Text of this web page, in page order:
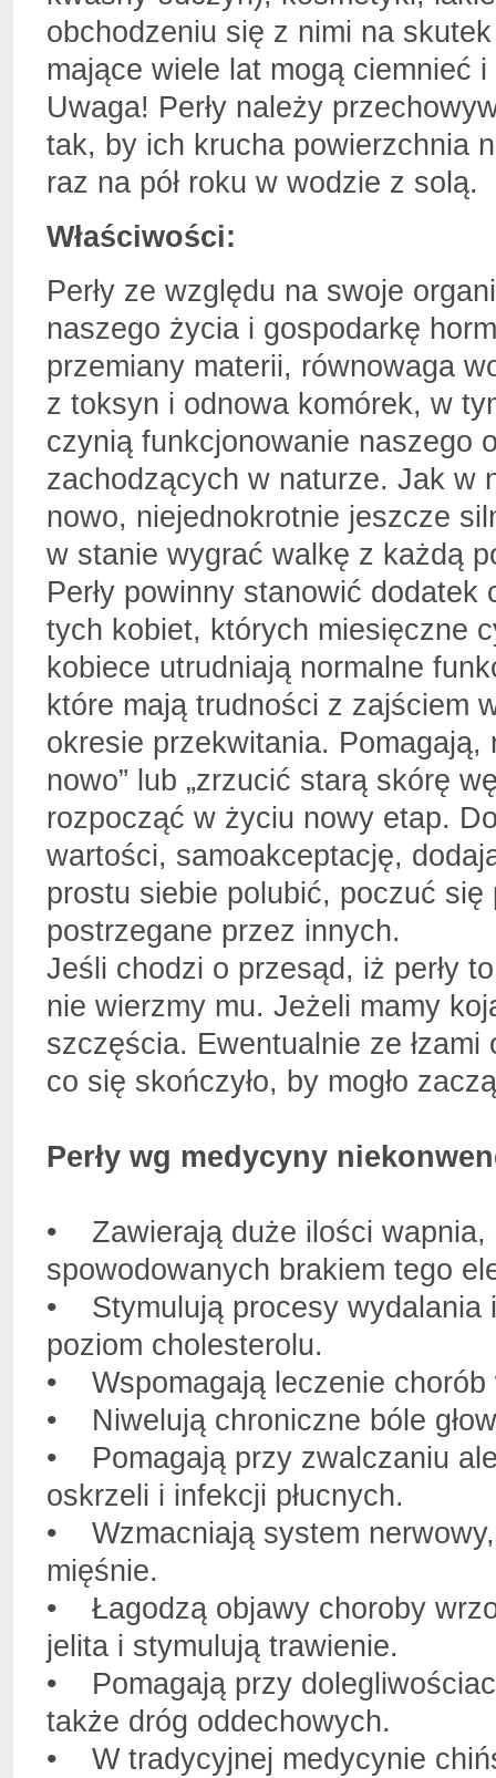
obchodzeniu się z nimi na
mające wiele lat mogą ciemnieć
Uwaga! Perły należy
tak, by ich krucha powierzchnia
raz na pół roku w wodzie z solą.
Właściwości:
Perły ze względu na swoje
naszego życia i gospodarkę
przemiany materii, równowaga
z toksyn i odnowa komórek, w
czynią funkcjonowanie naszego
zachodzących w naturze. Jak w
nowo, niejednokrotnie jeszcze
w stanie wygrać walkę z każdą
Perły powinny stanowić
tych kobiet, których miesięczne
kobiece utrudniają normalne
które mają trudności z zajściem
okresie przekwitania.
nowo” lub „zrzucić starą skórę
rozpocząć w życiu nowy etap.
wartości, samoakceptację,
prostu siebie polubić, poczuć
postrzegane przez innych.
Jeśli chodzi o przesąd, iż perły
nie wierzmy mu. Jeżeli mamy
szczęścia. Ewentualnie ze
co się skończyło, by mogło
Perły wg medycyny
• Zawierają duże ilości wapnia,
spowodowanych brakiem tego
• Stymulują procesy wydalania
poziom cholesterolu.
• Wspomagają leczenie chorób
• Niwelują chroniczne bóle
• Pomagają przy zwalczaniu
oskrzeli i infekcji płucnych.
• Wzmacniają system
mięśnie.
• Łagodzą objawy choroby
jelita i stymulują trawienie.
• Pomagają przy
także dróg oddechowych.
• W tradycyjnej medycynie